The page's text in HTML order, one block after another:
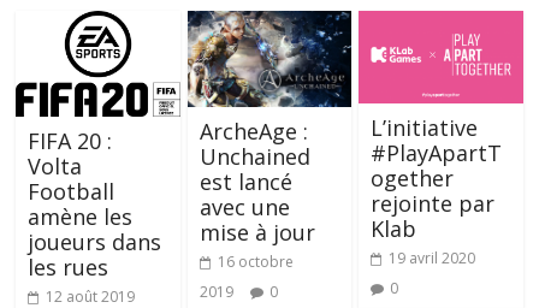
FIFA 20 :
Volta
Football
amène les
joueurs dans
les rues
12 août 2019
ArcheAge :
Unchained
est lancé
avec une
mise à jour
16 octobre
2019
0
L’initiative
#PlayApartT
ogether
rejointe par
Klab
19 avril 2020
0